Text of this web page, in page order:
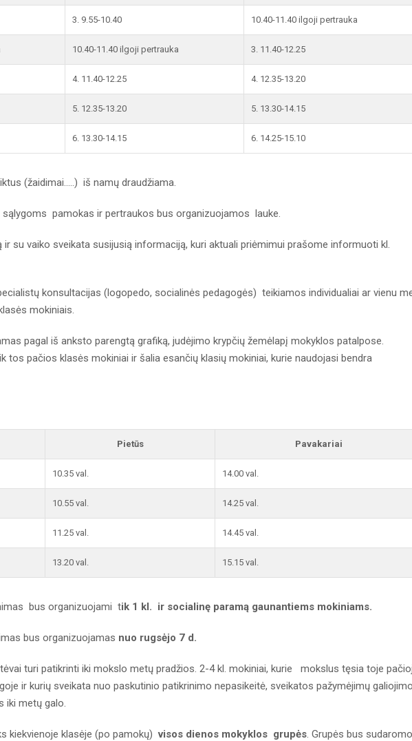
3. 9.55-10.40 10.40-11.40 ilgoji pertrauka
10.40-11.40 ilgoji pertrauka 3. 11.40-12.25
4. 11.40-12.25 4. 12.35-13.20
5. 12.35-13.20 5. 13.30-14.15
6. 13.30-14.15 6. 14.25-15.10
(žaidimai.....) iš namų draudžiama.
pamokas ir pertraukos bus organizuojamos lauke.
ir su vaiko sveikata susijusią informaciją, kuri aktuali priėmimui prašome informuoti kl.
konsultacijas (logopedo, socialinės pedagogės) teikiamos individualiai ar vienu
mokiniais.
pagal iš anksto parengtą grafiką, judėjimo krypčių žemėlapį mokyklos patalpose.
tos pačios klasės mokiniai ir šalia esančių klasių mokiniai, kurie naudojasi bendra
Pietūs Pavakariai
10.35 val. 14.00 val.
10.55 val. 14.25 val.
11.25 val. 14.45 val.
13.20 val. 15.15 val.
bus organizuojami tik 1 kl. ir socialinę paramą gaunantiems mokiniams.
bus organizuojamas nuo rugsėjo 7 d.
turi patikrinti iki mokslo metų pradžios. 2-4 kl. mokiniai, kurie mokslus tęsia toje
ir kurių sveikata nuo paskutinio patikrinimo nepasikeitė, sveikatos pažymėjimų
iki metų galo.
kiekvienoje klasėje (po pamokų)visos dienos mokyklos grupės. Grupės bus